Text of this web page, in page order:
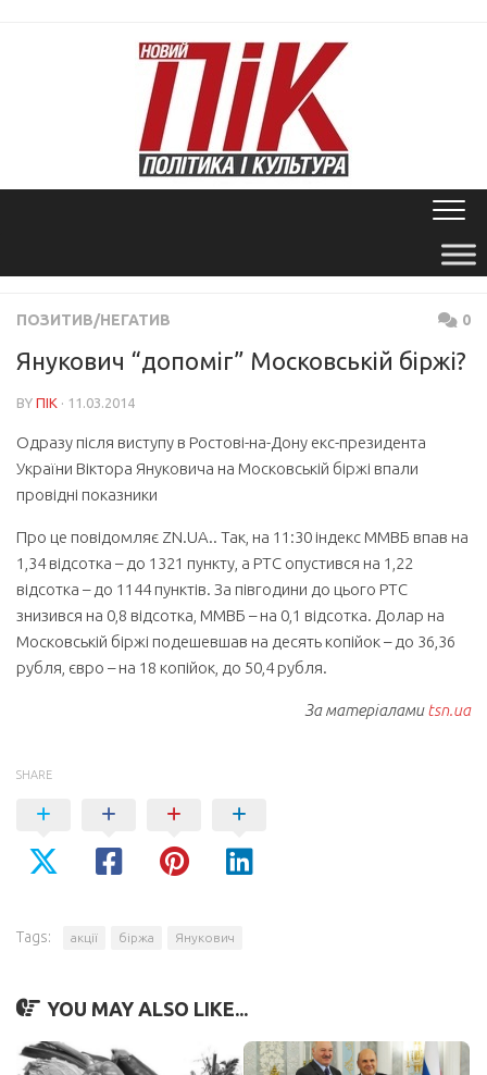
ПОЗИТИВ/НЕГАТИВ 0
Янукович “допоміг” Московській біржі?
BY ПІК · 11.03.2014
Одразу після виступу в Ростові-на-Дону екс-президента
України Віктора Януковича на Московській біржі впали
провідні показники
Про це повідомляє ZN.UA.. Так, на 11:30 індекс ММВБ впав на
1,34 відсотка – до 1321 пункту, а РТС опустився на 1,22
відсотка – до 1144 пунктів. За півгодини до цього РТС
знизився на 0,8 відсотка, ММВБ – на 0,1 відсотка. Долар на
Московській біржі подешевшав на десять копійок – до 36,36
рубля, євро – на 18 копійок, до 50,4 рубля.
За матеріаламиtsn.ua
SHARE
Tags: акції біржа Янукович
YOU MAY ALSO LIKE...